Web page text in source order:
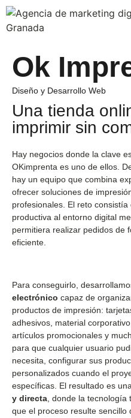
Ok
Diseño y Desarrollo Web
Una tienda
imprimir sin
Hay negocios donde la clave
OKimprenta es uno de ellos.
hay un equipo que combina
ofrecer soluciones de
profesionales. El reto
productiva al entorno digital
permitiera realizar pedidos de
eficiente.
Para conseguirlo,
electrónico capaz de
productos de impresión:
adhesivos, material
artículos promocionales y
para que cualquier usuario
necesita, configurar sus
personalizados cuando el
específicas. El resultado es una
y directa , donde la
que el proceso resulte sencillo